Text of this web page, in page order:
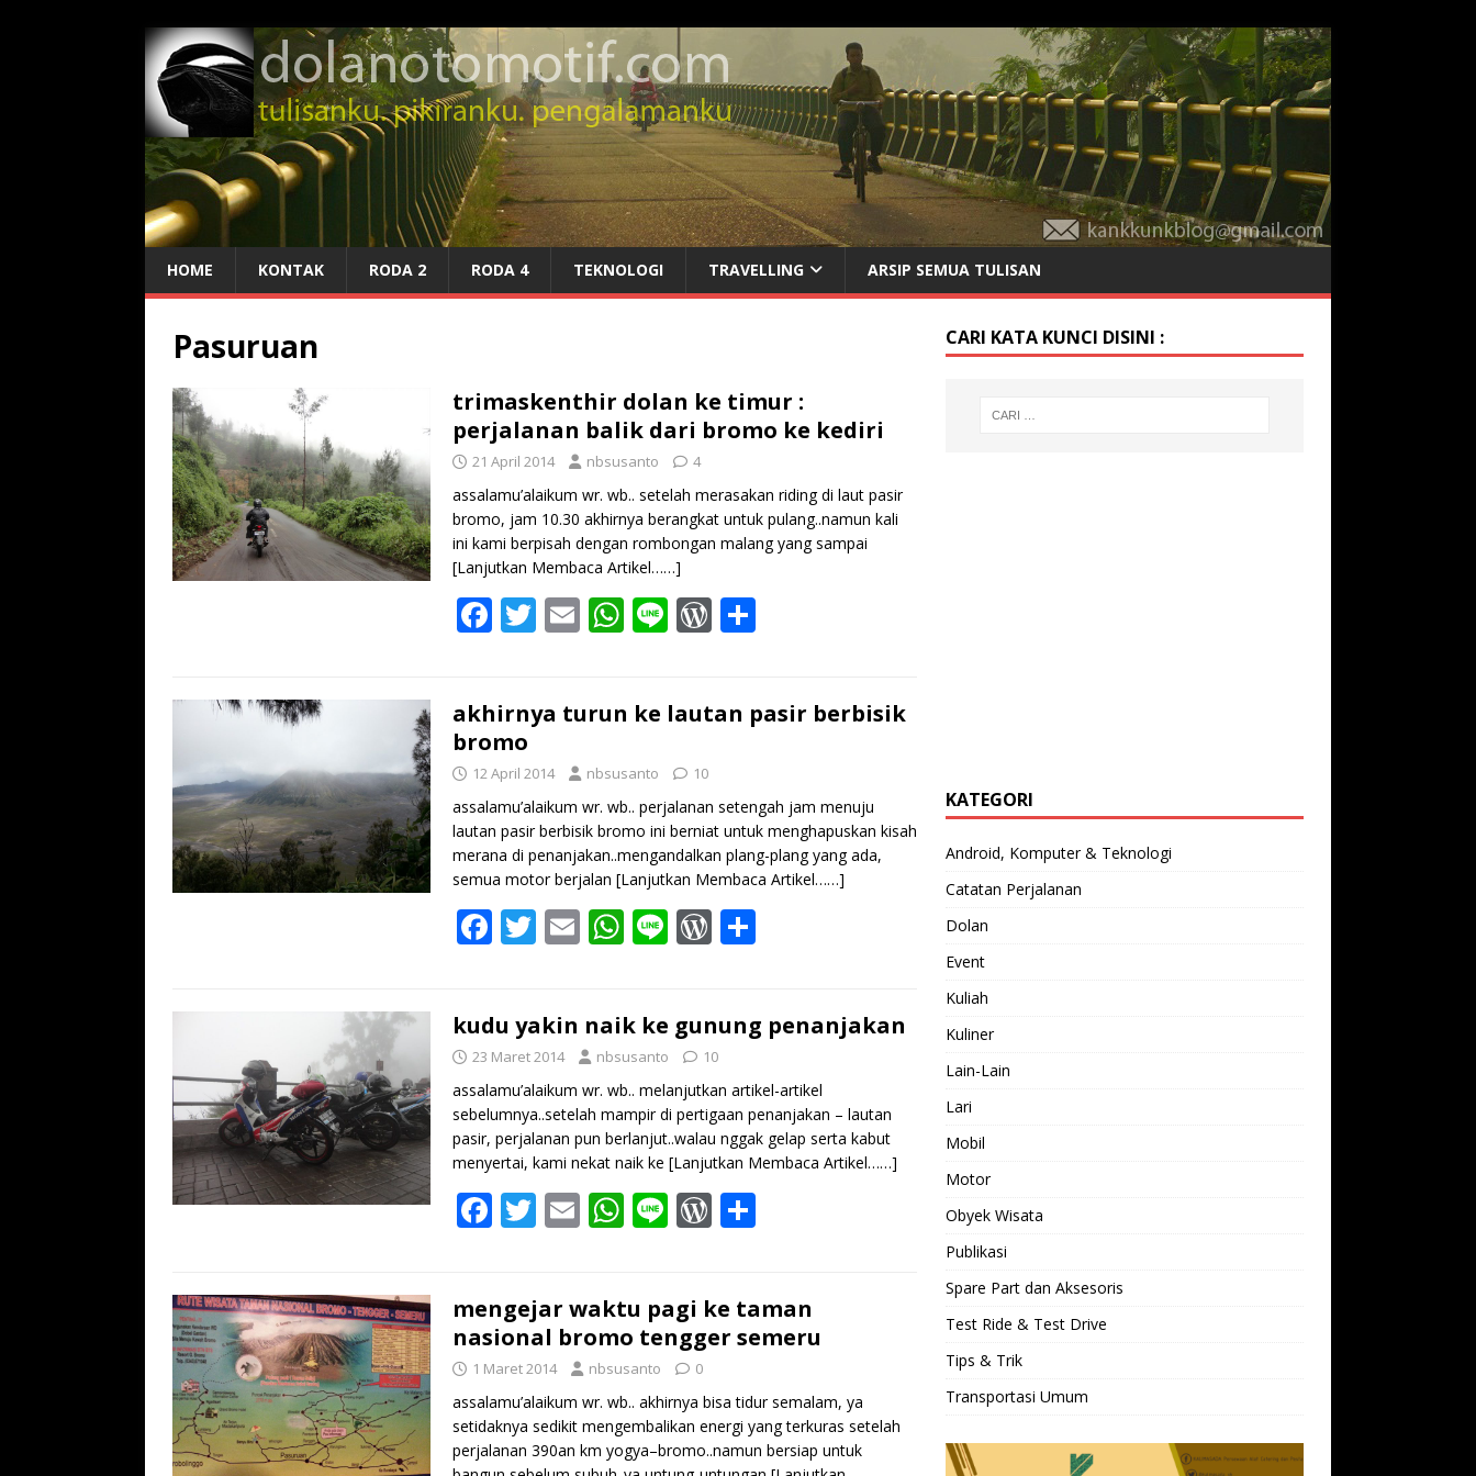
HOME KONTAK RODA 2 RODA 4 TEKNOLOGI TRAVELLING ARSIP SEMUA TULISAN
Pasuruan
trimaskenthir dolan ke timur :
perjalanan balik dari bromo ke kediri
21 April 2014 nbsusanto 4
assalamu’alaikum wr. wb.. setelah merasakan riding di laut pasir
bromo, jam 10.30 akhirnya berangkat untuk pulang..namun kali
ini kami berpisah dengan rombongan malang yang sampai
[Lanjutkan Membaca Artikel……]
F
b
o
o
k
T
er
E
l
W
s
p
p
Li W
Pr
ss
e
akhirnya turun ke lautan pasir berbisik
bromo
12 April 2014 nbsusanto 10
assalamu’alaikum wr. wb.. perjalanan setengah jam menuju
lautan pasir berbisik bromo ini berniat untuk menghapuskan kisah
merana di penanjakan..mengandalkan plang-plang yang ada,
semua motor berjalan [Lanjutkan Membaca Artikel……]
F
b
o
o
k
T
er
E
l
W
s
A
p
p
Li W
Pr
e
ss
e
kudu yakin naik ke gunung penanjakan
23 Maret 2014 nbsusanto 10
assalamu’alaikum wr. wb.. melanjutkan artikel-artikel
sebelumnya..setelah mampir di pertigaan penanjakan – lautan
pasir, perjalanan pun berlanjut..walau nggak gelap serta kabut
menyertai, kami nekat naik ke [Lanjutkan Membaca Artikel……]
F
b
o
o
k
T
er
E
l
W
s
A
p
p
Li W
Pr
e
ss
e
mengejar waktu pagi ke taman
nasional bromo tengger semeru
1 Maret 2014 nbsusanto 0
assalamu’alaikum wr. wb.. akhirnya bisa tidur semalam, ya
setidaknya sedikit mengembalikan energi yang terkuras setelah
perjalanan 390an km yogya–bromo..namun bersiap untuk
CARI KATA KUNCI DISINI :
KATEGORI
Android, Komputer & Teknologi
Catatan Perjalanan
Dolan
Event
Kuliah
Kuliner
Lain-Lain
Lari
Mobil
Motor
Obyek Wisata
Publikasi
Spare Part dan Aksesoris
Test Ride & Test Drive
Tips & Trik
Transportasi Umum